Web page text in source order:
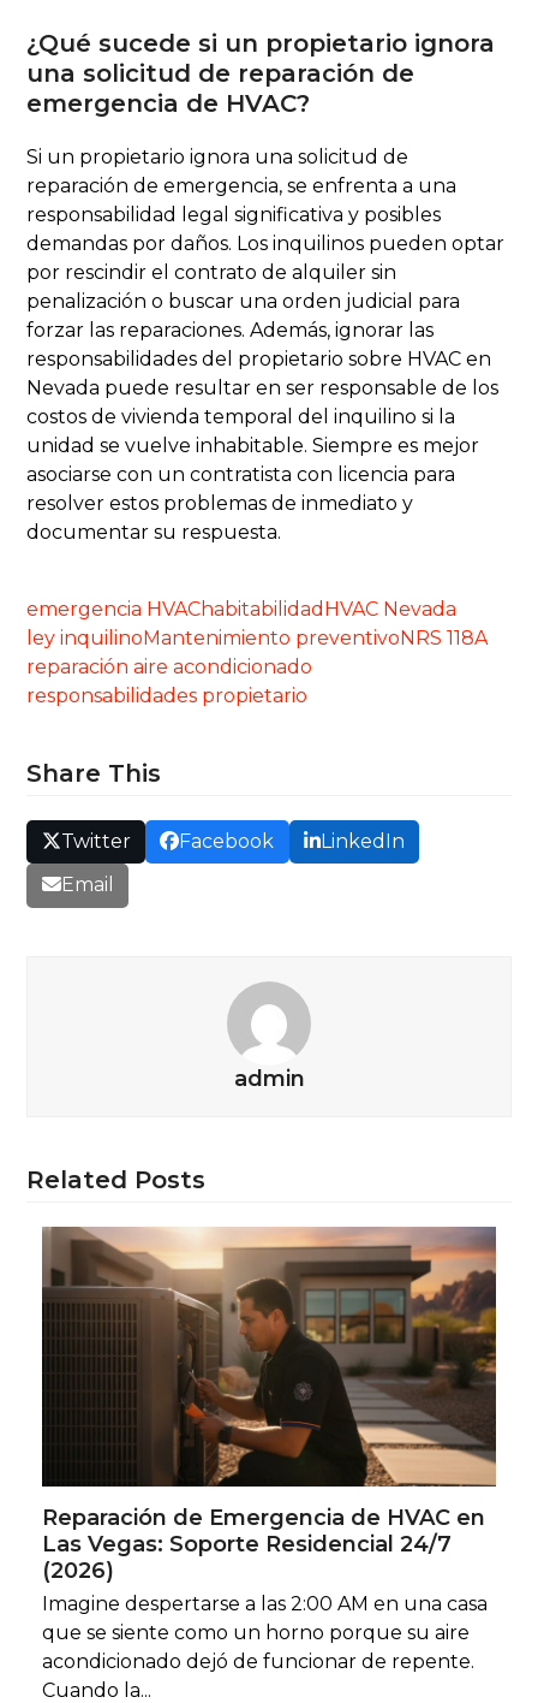
¿Qué sucede si un propietario ignora
una solicitud de reparación de
emergencia de HVAC?
Si un propietario ignora una solicitud de
reparación de emergencia, se enfrenta a una
responsabilidad legal significativa y posibles
demandas por daños. Los inquilinos pueden optar
por rescindir el contrato de alquiler sin
penalización o buscar una orden judicial para
forzar las reparaciones. Además, ignorar las
responsabilidades del propietario sobre HVAC en
Nevada puede resultar en ser responsable de los
costos de vivienda temporal del inquilino si la
unidad se vuelve inhabitable. Siempre es mejor
asociarse con un contratista con licencia para
resolver estos problemas de inmediato y
documentar su respuesta.
emergencia HVAChabitabilidad HVAC Nevada
ley inquilinoMantenimiento preventivoNRS 118A
reparación aire acondicionado
responsabilidades propietario
Share This
Twitter Facebook
LinkedIn
Email
admin
Related Posts
Reparación de Emergencia de HVAC en
Las Vegas: Soporte Residencial 24/7
(2026)
Imagine despertarse a las 2:00 AM en una casa
que se siente como un horno porque su aire
acondicionado dejó de funcionar de repente.
Cuando la...